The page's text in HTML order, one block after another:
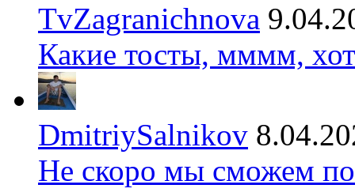
TvZagranichnova
Какие тосты, мммм,
DmitriySalnikov
Не скоро мы сможем